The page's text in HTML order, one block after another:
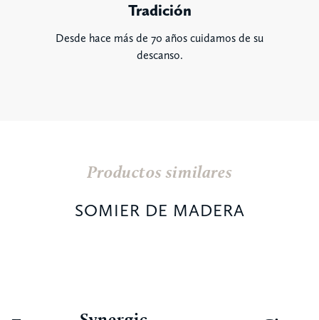
Tradición
Desde hace más de 70 años cuidamos de su
descanso.
Productos similares
SOMIER DE MADERA